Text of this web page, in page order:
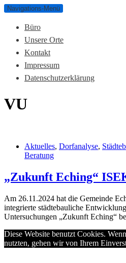
Navigations-Menü
Büro
Unsere Orte
Kontakt
Impressum
Datenschutzerklärung
VU
Aktuelles, Dorfanalyse,
Beratung
„Zukunft Eching“
Am 26.11.2024 hat die Gemeinde
integrierte städtebauliche
Untersuchungen „Zukunft Eching“
Diese Website benutzt Cookies.
nutzten, gehen wir von Ihrem